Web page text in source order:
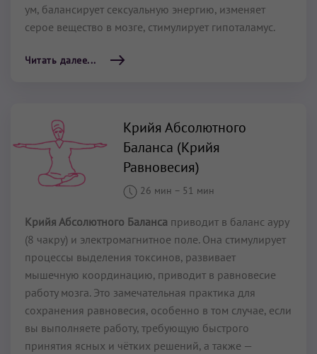
ум, балансирует сексуальную энергию, изменяет
серое вещество в мозге, стимулирует гипоталамус.
Читать далее...
Крийя Абсолютного
Баланса (Крийя
Равновесия)
26 мин – 51 мин
Крийя Абсолютного Баланса приводит в баланс ауру
(8 чакру) и электромагнитное поле. Она стимулирует
процессы выделения токсинов, развивает
мышечную координацию, приводит в равновесие
работу мозга. Это замечательная практика для
сохранения равновесия, особенно в том случае, если
вы выполняете работу, требующую быстрого
принятия ясных и чётких решений, а также —